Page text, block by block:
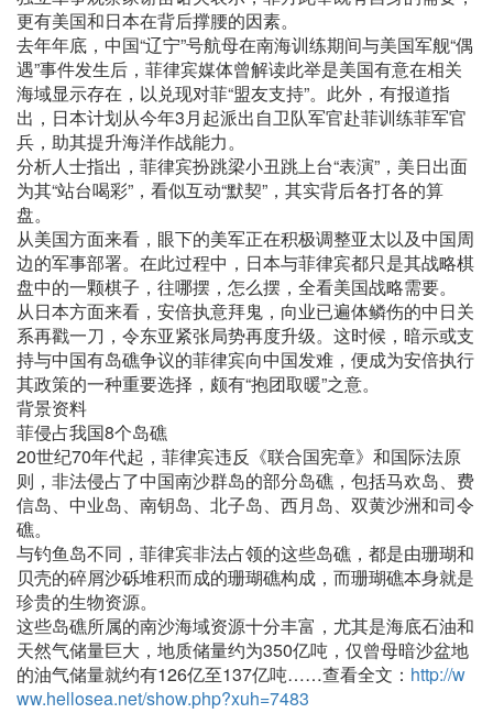
更有美国和日本在背后撑腰的因素。
去年年底，中国“辽宁”号航母在南海训练期间与美国军舰“偶
遇”事件发生后，菲律宾媒体曾解读此举是美国有意在相关
海域显示存在，以兑现对菲“盟友支持”。此外，有报道指
出，日本计划从今年3月起派出自卫队军官赴菲训练菲军官
兵，助其提升海洋作战能力。
分析人士指出，菲律宾扮跳梁小丑跳上台“表演”，美日出面
为其“站台喝彩”，看似互动“默契”，其实背后各打各的算
盘。
从美国方面来看，眼下的美军正在积极调整亚太以及中国周
边的军事部署。在此过程中，日本与菲律宾都只是其战略棋
盘中的一颗棋子，往哪摆，怎么摆，全看美国战略需要。
从日本方面来看，安倍执意拜鬼，向业已遍体鳞伤的中日关
系再戳一刀，令东亚紧张局势再度升级。这时候，暗示或支
持与中国有岛礁争议的菲律宾向中国发难，便成为安倍执行
其政策的一种重要选择，颇有“抱团取暖”之意。
背景资料
菲侵占我国8个岛礁
20世纪70年代起，菲律宾违反《联合国宪章》和国际法原
则，非法侵占了中国南沙群岛的部分岛礁，包括马欢岛、费
信岛、中业岛、南钥岛、北子岛、西月岛、双黄沙洲和司令
礁。
与钓鱼岛不同，菲律宾非法占领的这些岛礁，都是由珊瑚和
贝壳的碎屑沙砾堆积而成的珊瑚礁构成，而珊瑚礁本身就是
珍贵的生物资源。
这些岛礁所属的南沙海域资源十分丰富，尤其是海底石油和
天然气储量巨大，地质储量约为350亿吨，仅曾母暗沙盆地
的油气储量就约有126亿至137亿吨……查看全文： http://w
ww.hellosea.net/show.php?xuh=7483